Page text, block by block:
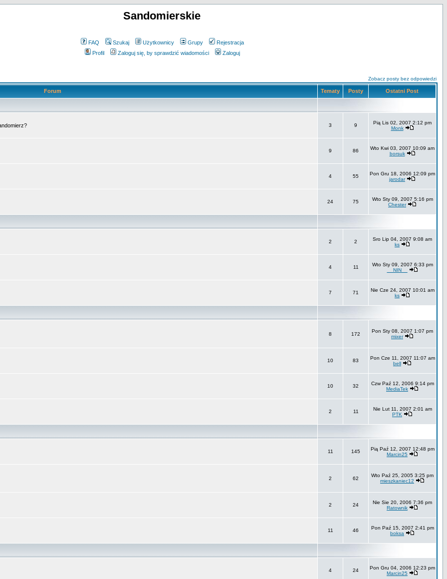
Sandomierskie
FAQ Szukaj Użytkownicy Grupy
Rejestracja
Profil
Zaloguj się, by sprawdzić wiadomości Zaloguj
Zobacz posty bez odpowiedzi
Forum Tematy Posty Ostatni Post
3 9
Pią Lis 02, 2007 2:12 pm
Monk
9 86
Wto Kwi 03, 2007 10:09 am
borsuk
4 55
Pon Gru 18, 2006 12:09 pm
jarodar
24 75
Wto Sty 09, 2007 5:16 pm
Chester
2 2
Sro Lip 04, 2007 9:08 am
ks
4 11
Wto Sty 09, 2007 6:33 pm
__NIN__
7 71
Nie Cze 24, 2007 10:01 am
ks
8 172
Pon Sty 08, 2007 1:07 pm
mixer
10 83
Pon Cze 11, 2007 11:07 am
bell
10 32
Czw Paź 12, 2006 9:14 pm
MediaTek
2 11
Nie Lut 11, 2007 2:01 am
PTK
11 145
Pią Paź 12, 2007 12:48 pm
Marcin25
2 62
Wto Paź 25, 2005 3:25 pm
mieszkaniec12
2 24
Nie Sie 20, 2006 7:36 pm
Ratownik
11 46
Pon Paź 15, 2007 2:41 pm
boksa
4 24
Pon Gru 04, 2006 12:23 pm
Marcin25